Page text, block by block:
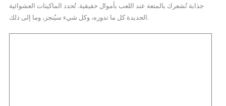
جذابة تُشعرك بالمتعة عند اللعب بأموال حقيقية. تُحدد الماكينات العشوائية
الجديدة كل ما تدوره، وكل شيء سيُنجز، وما إلى ذلك.